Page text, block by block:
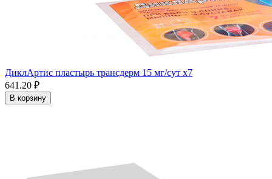
ДиклАртис пластырь трансдерм 15 мг/сут x7
641.20 ₽
В корзину